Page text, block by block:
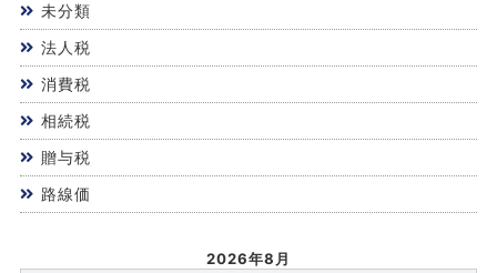
未分類
法人税
消費税
相続税
贈与税
路線価
2026年8月